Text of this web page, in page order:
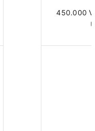
450.000